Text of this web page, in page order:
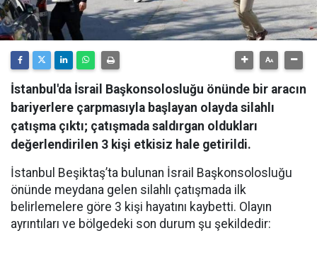
İstanbul'da İsrail Başkonsolosluğu önünde bir aracın
bariyerlere çarpmasıyla başlayan olayda silahlı
çatışma çıktı; çatışmada saldırgan oldukları
değerlendirilen 3 kişi etkisiz hale getirildi.
İstanbul Beşiktaş’ta bulunan İsrail Başkonsolosluğu
önünde meydana gelen silahlı çatışmada ilk
belirlemelere göre 3 kişi hayatını kaybetti. Olayın
ayrıntıları ve bölgedeki son durum şu şekildedir: